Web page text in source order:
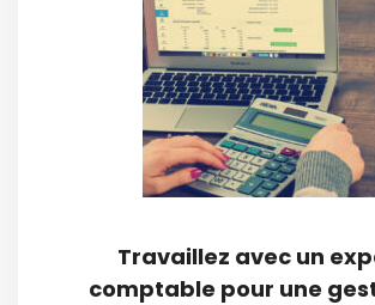
Travaillez avec un
comptable pour une